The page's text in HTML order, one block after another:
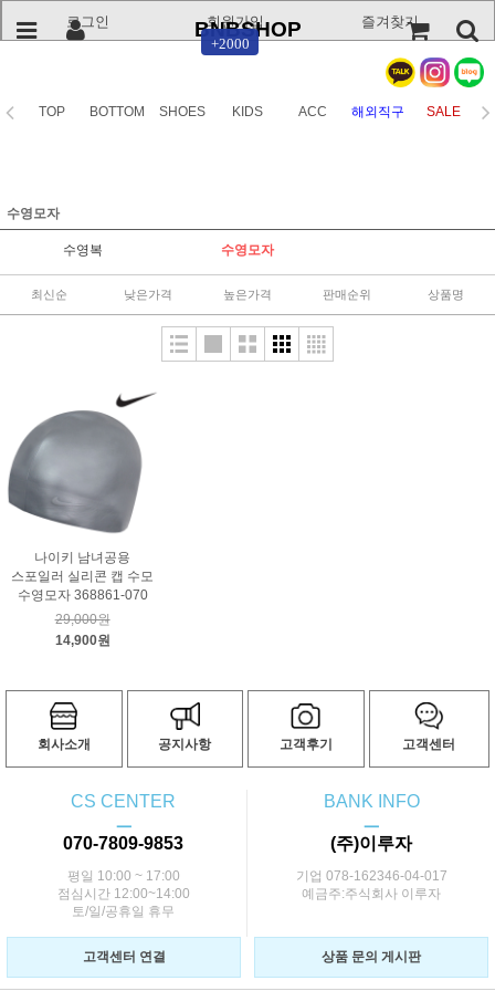
로그인
+2000
회원가입 즐겨찾기
BNBSHOP
TOP BOTTOM SHOES KIDS ACC 해외직구 SALE
수영모자
수영복 수영모자
최신순 낮은가격 높은가격 판매순위 상품명
나이키 남녀공용
스포일러 실리콘 캡 수모
수영모자 368861-070
29,000원
14,900원
회사소개 공지사항 고객후기 고객센터
CS CENTER
ㅡ
070-7809-9853
평일 10:00 ~ 17:00
점심시간 12:00~14:00
토/일/공휴일 휴무
BANK INFO
ㅡ
(주)이루자
기업 078-162346-04-017
예금주:주식회사 이루자
고객센터 연결 상품 문의 게시판